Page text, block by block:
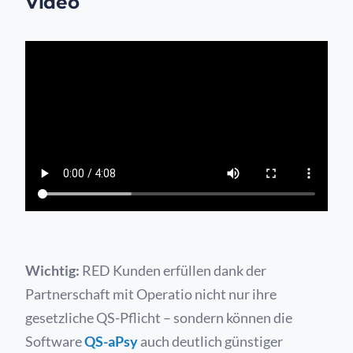
Wichtig: RED Kunden erfüllen dank der
Partnerschaft mit Operatio nicht nur ihre
gesetzliche QS-Pflicht – sondern können die
SoftwareQS-aPsyauch deutlich günstiger